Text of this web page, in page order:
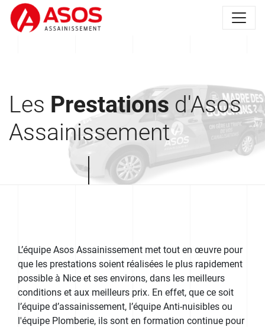
Les Prestations d'Asos
Assainissement
L’équipe Asos Assainissement met tout en œuvre pour
que les prestations soient réalisées le plus rapidement
possible à Nice et ses environs, dans les meilleurs
conditions et aux meilleurs prix. En effet, que ce soit
l’équipe d’assainissement, l’équipe Anti-nuisibles ou
l'équipe Plomberie, ils sont en formation continue pour